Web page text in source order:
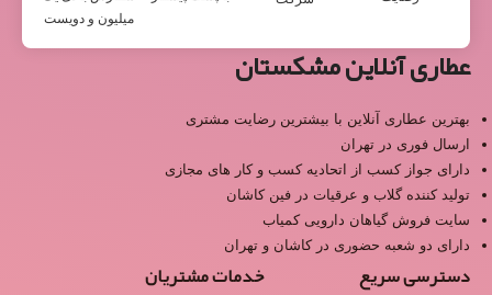
میلیون و دویست
عطاری آنلاین مشکستان
بهترین عطاری آنلاین با بیشترین رضایت مشتری
ارسال فوری در تهران
دارای جواز کسب از اتحادیه کسب و کار های مجازی
تولید کننده گلاب و عرقیات در فین کاشان
سایت فروش گیاهان دارویی کمیاب
دارای دو شعبه حضوری در کاشان و تهران
دسترسی سریع خدمات مشتریان